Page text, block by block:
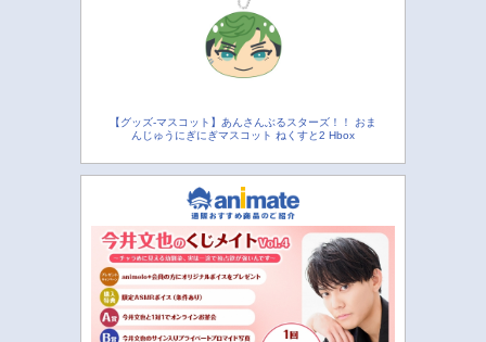
【グッズ-マスコット】あんさんぶるスターズ！！ おま
んじゅうにぎにぎマスコット ねくすと2 Hbox